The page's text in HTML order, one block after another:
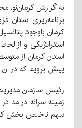
به گزارش کرمان‌نو،
برنامه‌ریزی استان
کرمان باوجود
استراتژیکی و از
استان کرمان از
پیش برویم که در آن
رئیس سازمان
زمینه سرانه درآمد
سهم ناخالص بخش کشاورزی